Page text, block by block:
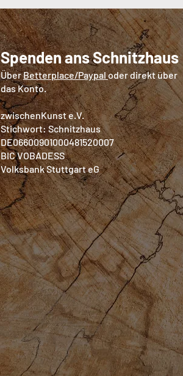
Spenden ans Schnitzhaus
ÜberBetterplace/Paypaloder direkt über
das Konto.
zwischenKunst e.V.
Stichwort: Schnitzhaus
DE06600901000481520007
BIC VOBADESS
Volksbank Stuttgart eG